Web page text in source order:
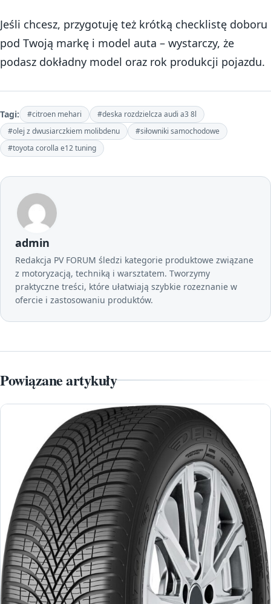
Jeśli chcesz, przygotuję też krótką checklistę doboru
pod Twoją markę i model auta – wystarczy, że
podasz dokładny model oraz rok produkcji pojazdu.
Tagi: #citroen mehari
#deska rozdzielcza audi a3 8l
#olej z dwusiarczkiem molibdenu
#siłowniki samochodowe
#toyota corolla e12 tuning
admin
Redakcja PV FORUM śledzi kategorie produktowe związane
z motoryzacją, techniką i warsztatem. Tworzymy
praktyczne treści, które ułatwiają szybkie rozeznanie w
ofercie i zastosowaniu produktów.
Powiązane artykuły